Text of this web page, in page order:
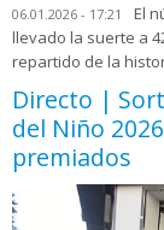
06.01.2026 - 17:21
El
llevado la suerte a
repartido de la
Directo |
del Niño
premiados